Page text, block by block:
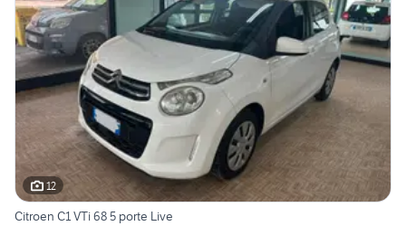
12
Citroen C1 VTi 68 5 porte Live